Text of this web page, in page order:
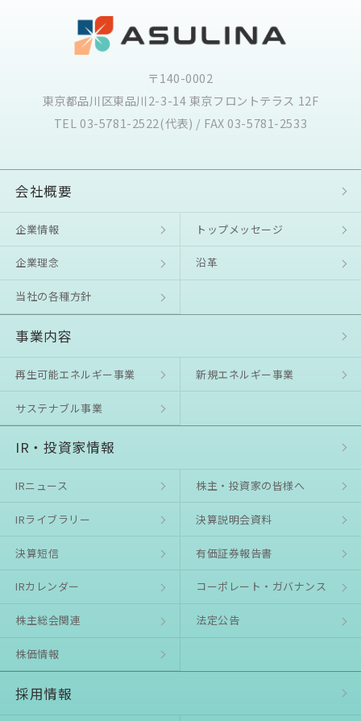
〒140-0002
東京都品川区東品川2-3-14 東京フロントテラス 12F
TEL 03-5781-2522(代表) / FAX 03-5781-2533
会社概要
企業情報 トップメッセージ
企業理念 沿⾰
当社の各種方針
事業内容
再生可能エネルギー事業 新規エネルギー事業
サステナブル事業
IR・投資家情報
IRニュース 株主・投資家の皆様へ
IRライブラリー 決算説明会資料
決算短信 有価証券報告書
IRカレンダー コーポレート・ガバナンス
株主総会関連 法定公告
株価情報
採用情報